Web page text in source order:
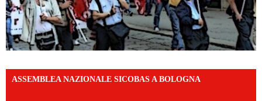
ASSEMBLEA NAZIONALE SICOBAS A BOLOGNA